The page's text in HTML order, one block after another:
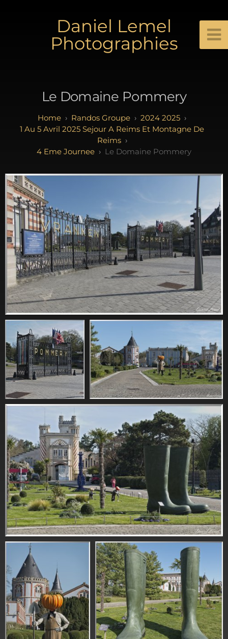
Daniel Lemel
Photographies
Le Domaine Pommery
Randos Groupe
2024 2025
1 Au 5 Avril 2025 Sejour A Reims Et Montagne De
Reims
4 Eme Journee
Le Domaine Pommery